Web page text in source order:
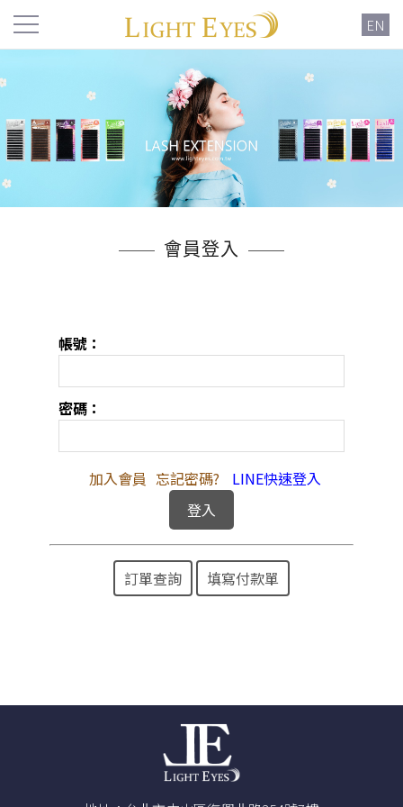
EN
會員登入
帳號：
密碼：
加入會員 忘記密碼? LINE快速登入
訂單查詢 填寫付款單